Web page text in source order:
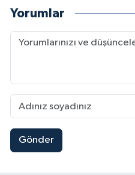
Yorumlar
Gönder